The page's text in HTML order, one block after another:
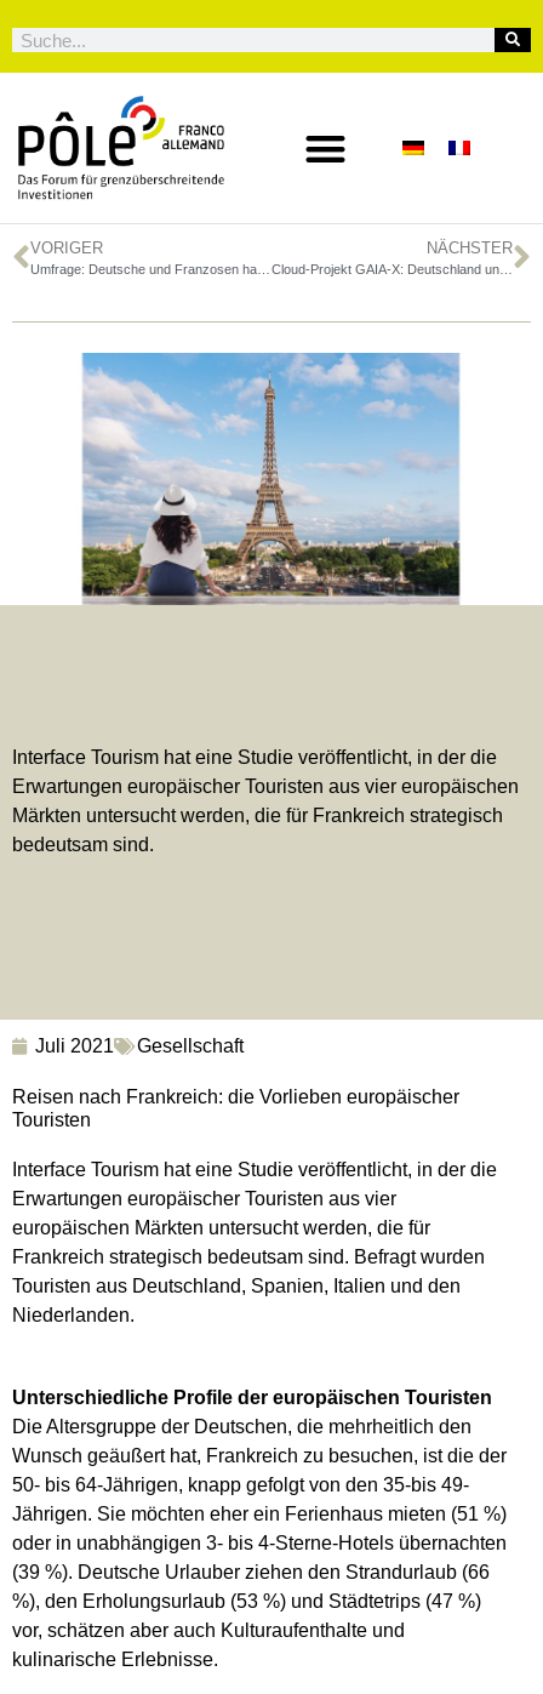
VORIGER NÄCHSTER
Interface Tourism hat eine Studie veröffentlicht, in der die
Erwartungen europäischer Touristen aus vier europäischen
Märkten untersucht werden, die für Frankreich strategisch
bedeutsam sind.
Juli 2021 Gesellschaft
Reisen nach Frankreich: die Vorlieben europäischer
Touristen
Interface Tourism hat eine Studie veröffentlicht, in der die
Erwartungen europäischer Touristen aus vier
europäischen Märkten untersucht werden, die für
Frankreich strategisch bedeutsam sind. Befragt wurden
Touristen aus Deutschland, Spanien, Italien und den
Niederlanden.
Unterschiedliche Profile der europäischen Touristen
Die Altersgruppe der Deutschen, die mehrheitlich den
Wunsch geäußert hat, Frankreich zu besuchen, ist die der
50- bis 64-Jährigen, knapp gefolgt von den 35-bis 49-
Jährigen. Sie möchten eher ein Ferienhaus mieten (51 %)
oder in unabhängigen 3- bis 4-Sterne-Hotels übernachten
(39 %). Deutsche Urlauber ziehen den Strandurlaub (66
%), den Erholungsurlaub (53 %) und Städtetrips (47 %)
vor, schätzen aber auch Kulturaufenthalte und
kulinarische Erlebnisse.